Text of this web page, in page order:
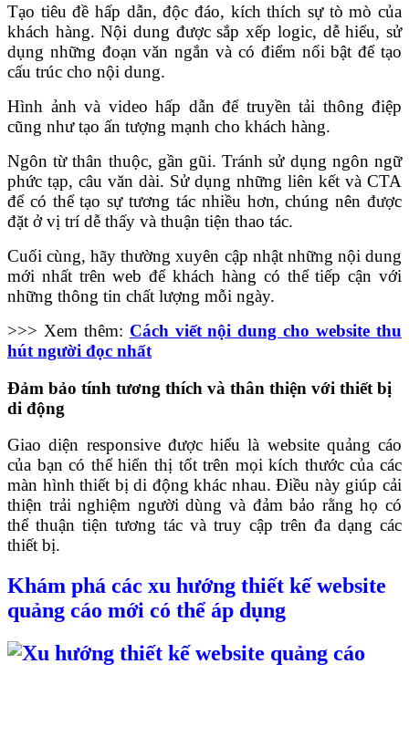
Tạo tiêu đề hấp dẫn, độc đáo, kích thích sự tò mò của
khách hàng. Nội dung được sắp xếp logic, dễ hiểu, sử
dụng những đoạn văn ngắn và có điểm nổi bật để tạo
cấu trúc cho nội dung.
Hình ảnh và video hấp dẫn để truyền tải thông điệp
cũng như tạo ấn tượng mạnh cho khách hàng.
Ngôn từ thân thuộc, gần gũi. Tránh sử dụng ngôn ngữ
phức tạp, câu văn dài. Sử dụng những liên kết và CTA
để có thể tạo sự tương tác nhiều hơn, chúng nên được
đặt ở vị trí dễ thấy và thuận tiện thao tác.
Cuối cùng, hãy thường xuyên cập nhật những nội dung
mới nhất trên web để khách hàng có thể tiếp cận với
những thông tin chất lượng mỗi ngày.
>>> Xem thêm: Cách viết nội dung cho website thu
hút người đọc nhất
Đảm bảo tính tương thích và thân thiện với thiết bị
di động
Giao diện responsive được hiểu là website quảng cáo
của bạn có thể hiển thị tốt trên mọi kích thước của các
màn hình thiết bị di động khác nhau. Điều này giúp cải
thiện trải nghiệm người dùng và đảm bảo rằng họ có
thể thuận tiện tương tác và truy cập trên đa dạng các
thiết bị.
Khám phá các xu hướng thiết kế website
quảng cáo mới có thể áp dụng